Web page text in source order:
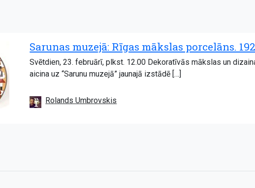
Sarunas muzejā: Rīgas mākslas porcelāns.
Svētdien, 23. februārī, plkst. 12.00 Dekoratīvās mākslas un
aicina uz “Sarunu muzejā” jaunajā izstādē […]
Rolands Umbrovskis